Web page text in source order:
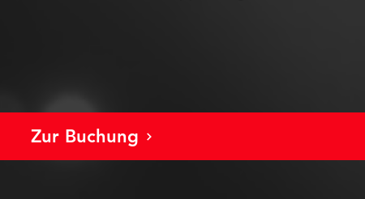
Zur Buchung